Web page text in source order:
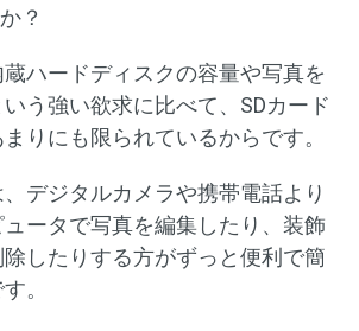
？
ハードディスクの容量や写真を
う強い欲求に比べて、SDカード
りにも限られているからです。
デジタルカメラや携帯電話より
ュータで写真を編集したり、装飾
除したりする方がずっと便利で簡
。